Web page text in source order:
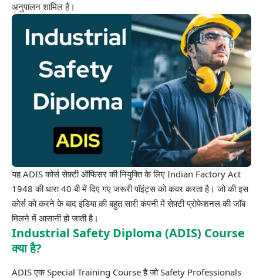
अनुपालन शामिल है।
यह ADIS कोर्स सेफ़्टी ऑफिसर की नियुक्ति के लिए Indian Factory Act
1948 की धारा 40 बी में दिए गए जरूरी पॉइंट्स को कवर करता है। जो की इस
कोर्स को करने के बाद इंडिया की बहुत सारी कंपनी में सेफ़्टी प्रोफेशनल की जॉब
मिलने में आसानी हो जाती है।
Industrial Safety Diploma (ADIS) Course
क्या है?
ADIS एक Special Training Course है जो Safety Professionals